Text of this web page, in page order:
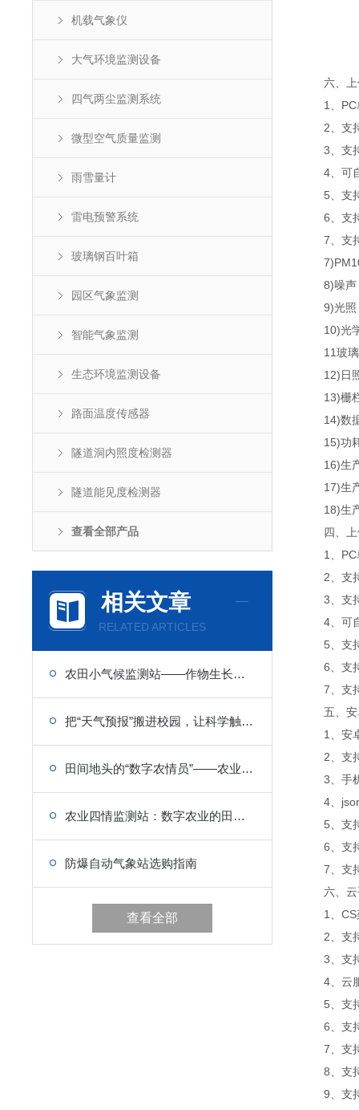
机载气象仪
大气环境监测设备
四气两尘监测系统
微型空气质量监测
雨雪量计
雷电预警系统
玻璃钢百叶箱
园区气象监测
智能气象监测
生态环境监测设备
路面温度传感器
隧道洞内照度检测器
隧道能见度检测器
查看全部产品
相关文章
RELATED ARTICLES
农田小气候监测站——作物生长微环境的“贴身听诊器”
把“天气预报”搬进校园，让科学触手可及——校园气象站设备
田间地头的“数字农情员”——农业气象站深耕智慧种植与风险防控
农业四情监测站：数字农业的田间“智慧眼”
防爆自动气象站选购指南
查看全部
六、上
1、PC单
2、支持
3、支持
4、可自
5、支持
6、支持
7、支持
7)PM10
8)噪声
9)光照
10)光学
11玻璃钢
12)日照
13)栅栏
14)数据
15)功耗
16)生产
17)生产
18)生产
四、上
1、PC单
2、支持
3、支持
4、可自
5、支持
6、支持
7、支持
五、安
1、安卓
2、支持
3、手机
4、json
5、支持
6、支持
7、支持
六、云
1、CS架
2、支持
3、支持
4、云服
5、支持
6、支持
7、支持
8、支持
9、支持